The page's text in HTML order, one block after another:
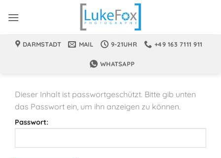
Inhalt
DARMSTADT MAIL 9-21UHR +49 163 7111 911
WHATSAPP
Dieser Inhalt ist passwortgeschützt. Bitte gib unten
das Passwort ein, um ihn anzeigen zu können.
Passwort: